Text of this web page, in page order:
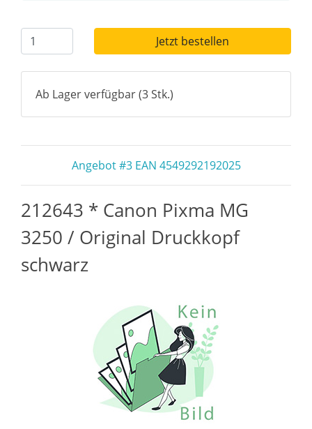
Jetzt bestellen
Ab Lager verfügbar (3 Stk.)
Angebot #3 EAN 4549292192025
212643 * Canon Pixma MG
3250 / Original Druckkopf
schwarz